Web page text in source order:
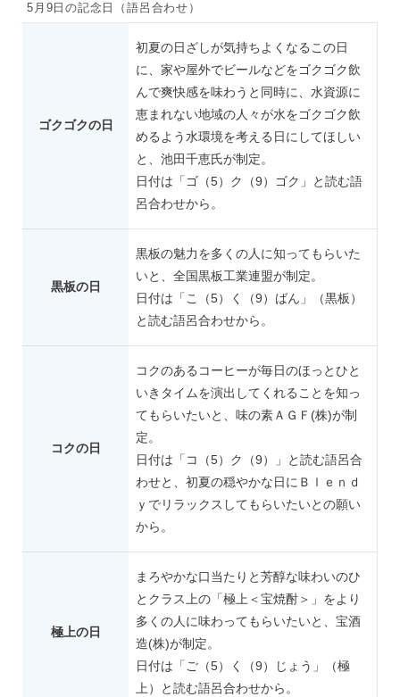
5月9日の記念日（語呂合わせ）
ゴクゴクの日
初夏の日ざしが気持ちよくなるこの日
に、家や屋外でビールなどをゴクゴク飲
んで爽快感を味わうと同時に、水資源に
恵まれない地域の人々が水をゴクゴク飲
めるよう水環境を考える日にしてほしい
と、池田千恵氏が制定。
日付は「ゴ（5）ク（9）ゴク」と読む語
呂合わせから。
黒板の日
黒板の魅力を多くの人に知ってもらいた
いと、全国黒板工業連盟が制定。
日付は「こ（5）く（9）ばん」（黒板）
と読む語呂合わせから。
コクの日
コクのあるコーヒーが毎日のほっとひと
いきタイムを演出してくれることを知っ
てもらいたいと、味の素ＡＧＦ(株)が制
定。
日付は「コ（5）ク（9）」と読む語呂合
わせと、初夏の穏やかな日にＢｌｅｎｄ
ｙでリラックスしてもらいたいとの願い
から。
極上の日
まろやかな口当たりと芳醇な味わいのひ
とクラス上の「極上＜宝焼酎＞」をより
多くの人に味わってもらいたいと、宝酒
造(株)が制定。
日付は「ご（5）く（9）じょう」（極
上）と読む語呂合わせから。